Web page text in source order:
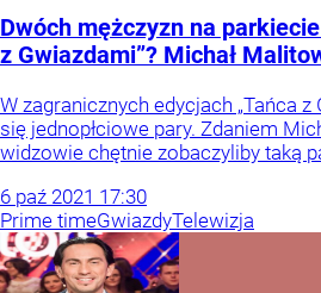
Dwóch mężczyzn na parkiecie
z Gwiazdami”? Michał
W zagranicznych edycjach „Tańca z
się jednopłciowe pary. Zdaniem
widzowie chętnie zobaczyliby taką
6 paź 2021 17:30
Prime timeGwiazdyTelewizja